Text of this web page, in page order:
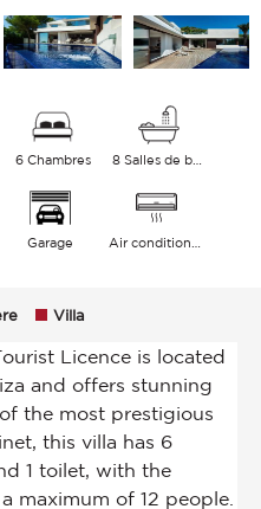
6 Chambres 8 Salles de bains
Garage
Villa